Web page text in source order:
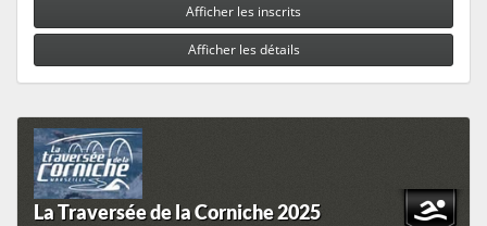
Afficher les inscrits
Afficher les détails
La Traversée de la Corniche 2025